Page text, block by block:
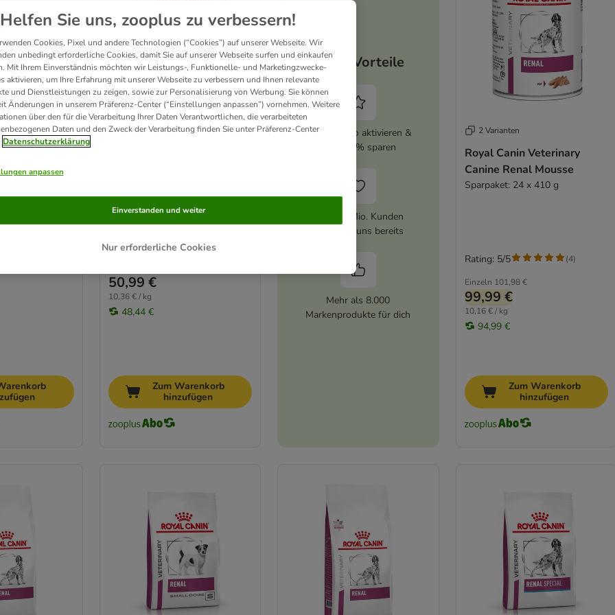
2 Varianten
50,99 €
10,36 € / kg
48,44 €
Zum Warenkorb
hinzufügen
Deine Vorteile
zooplus Abo aktivieren &
immer 5% sparen
Über 10 Mio. Kunden
vertrauen uns bereits
Mehr als 8.000
Markenprodukte für dich
2 Varianten
Royal Canin Veterinary
Canine Renal Mousse
Sparpaket: 24 x 410 g
Einzeln 101,98 €
99,99 €
10,16 € / kg
94,99 €
Rating: 5/5 (4)
Zum Warenkorb
hinzufügen
Helfen Sie uns, zooplus zu verbessern!
Cookies, Pixel und andere Technologien (“Cookies”) auf unserer Webseite. Wir
unbedingt erforderliche Cookies, damit Sie auf unserer Webseite surfen und einkaufen
Mit Ihrem Einverständnis möchten wir Leistungs-, Funktionelle- und Marketingzwecke-
aktivieren, um Ihre Erfahrung mit unserer Webseite zu verbessern und Ihnen relevante
und Dienstleistungen zu zeigen, sowie zur Personalisierung von Werbung. Sie können
Änderungen in unserem Präferenz-Center (“Einstellungen anpassen”) vornehmen. Weitere
über den für die Verarbeitung Ihrer Daten Verantwortlichen, die verarbeiteten
Daten und den Zweck der Verarbeitung finden Sie unter Präferenz-Center
Datenschutzerklärung
anpassen
Nur erforderliche Cookies
Einverstanden und weiter